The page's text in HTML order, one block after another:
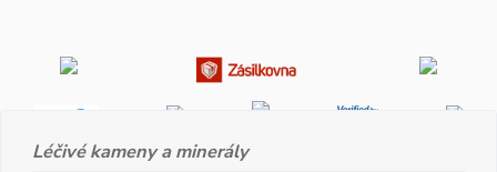
Léčivé kameny a minerály